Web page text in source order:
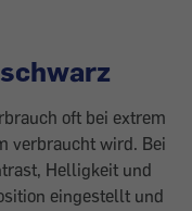
oft bei extrem
verbraucht wird. Bei
Helligkeit und
eingestellt und